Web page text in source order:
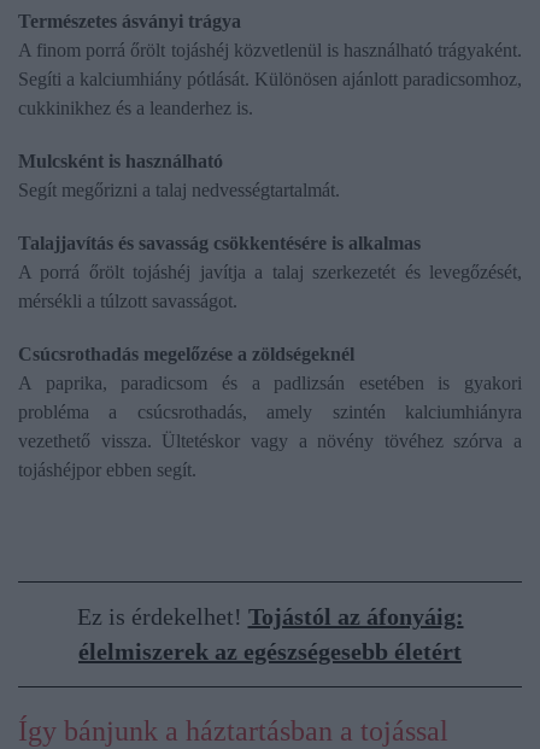
Természetes ásványi trágya
A finom porrá őrölt tojáshéj közvetlenül is használható trágyaként.
Segíti a kalciumhiány pótlását. Különösen ajánlott paradicsomhoz,
cukkinikhez és a leanderhez is.
Mulcsként is használható
Segít megőrizni a talaj nedvességtartalmát.
Talajjavítás és savasság csökkentésére is alkalmas
A porrá őrölt tojáshéj javítja a talaj szerkezetét és levegőzését,
mérsékli a túlzott savasságot.
Csúcsrothadás megelőzése a zöldségeknél
A paprika, paradicsom és a padlizsán esetében is gyakori
probléma a csúcsrothadás, amely szintén kalciumhiányra
vezethető vissza. Ültetéskor vagy a növény tövéhez szórva a
tojáshéjpor ebben segít.
Ez is érdekelhet! Tojástól az áfonyáig:
élelmiszerek az egészségesebb életért
Így bánjunk a háztartásban a tojással